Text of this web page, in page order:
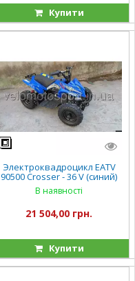
Купити
Электроквадроцикл EATV
90500 Crosser - 36 V (синий)
В наявності
21 504,00 грн.
Купити